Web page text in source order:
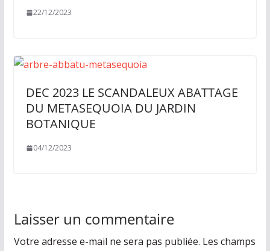
22/12/2023
DEC 2023 LE SCANDALEUX ABATTAGE
DU METASEQUOIA DU JARDIN
BOTANIQUE
04/12/2023
Laisser un commentaire
Votre adresse e-mail ne sera pas publiée. Les champs